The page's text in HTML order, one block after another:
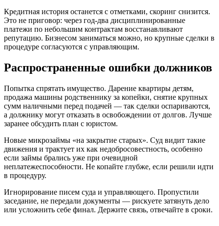
Кредитная история останется с отметками, скоринг снизится.
Это не приговор: через год-два дисциплинированные
платежи по небольшим контрактам восстанавливают
репутацию. Бизнесом заниматься можно, но крупные сделки в
процедуре согласуются с управляющим.
Распространенные ошибки должников
Попытка спрятать имущество. Дарение квартиры детям,
продажа машины родственнику за копейки, снятие крупных
сумм наличными перед подачей — так сделки оспариваются,
а должнику могут отказать в освобождении от долгов. Лучше
заранее обсудить план с юристом.
Новые микрозаймы «на закрытие старых». Суд видит такие
движения и трактует их как недобросовестность, особенно
если займы брались уже при очевидной
неплатежеспособности. Не копайте глубже, если решили идти
в процедуру.
Игнорирование писем суда и управляющего. Пропустили
заседание, не передали документы — рискуете затянуть дело
или усложнить себе финал. Держите связь, отвечайте в сроки.